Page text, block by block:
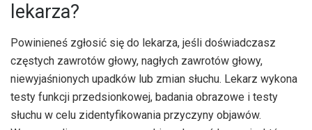
lekarza?
Powinieneś zgłosić się do lekarza, jeśli doświadczasz
częstych zawrotów głowy, nagłych zawrotów głowy,
niewyjaśnionych upadków lub zmian słuchu. Lekarz wykona
testy funkcji przedsionkowej, badania obrazowe i testy
słuchu w celu zidentyfikowania przyczyny objawów.